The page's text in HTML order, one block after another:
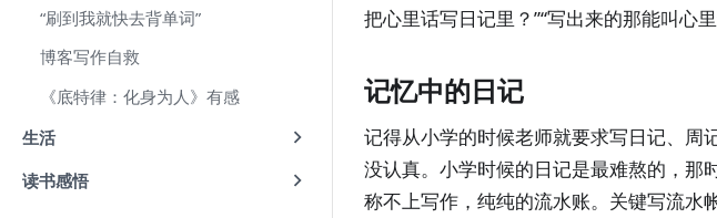
“刷到我就快去背单词”
博客写作自救
《底特律：化身为人》有感
生活
读书感悟
把心里话写日记里？”“写出来的那能叫心
记忆中的日记
记得从小学的时候老师就要求写日记、周
没认真。小学时候的日记是最难熬的，那
称不上写作，纯纯的流水账。关键写流水